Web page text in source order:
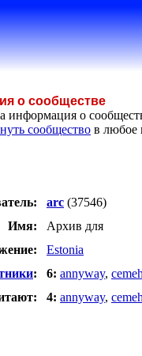
о сообществе
информация о
сообщество в любое
arc (37546)
Имя:
Архив для
Estonia
: 6: annyway,
4: annyway,